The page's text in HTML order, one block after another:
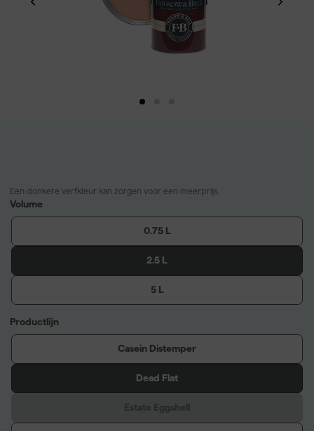
Een donkere verfkleur kan zorgen voor een meerprijs.
Volume
0.75 L
2.5 L
5 L
Productlijn
Casein Distemper
Dead Flat